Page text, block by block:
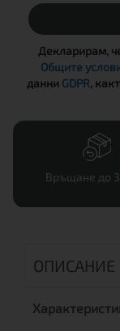
Декларирам,
Общите
данни GDPR,
Връщане до
ОПИСАНИЕ